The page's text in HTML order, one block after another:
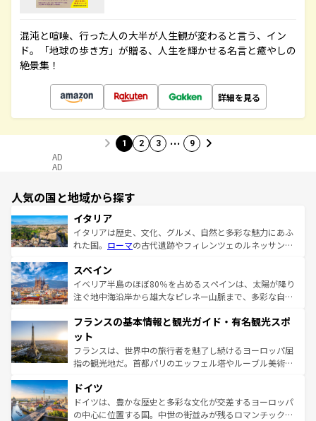
混沌と喧噪、行った人の大半が人生観が変わると言う、イン
ド。「地球の歩き方」が贈る、人生を輝かせる名言と癒やしの
絶景集！
詳細を見る
1 2 3 … 9
AD
AD
人気の国と地域から探す
イタリア
イタリアは歴史、文化、グルメ、自然と多彩な魅力にあふ
れた国。 ローマの古代遺跡やフィレンツェのルネッサンス
ろん、トスカーナの美しい田園風景やアマルフィ海岸の絶
景など、自然景観も見逃せない。観光の合間には、本場の
ピザやパスタなど、絶品のイタリア料理を堪能することも
ませてくれるイタリアで、忘れられない旅をしてみよう！
なお、新着のイタリア情報は
しい。
スペイン
イベリア半島のほぼ80％を占めるスペインは、太陽が降り
注ぐ地中海沿岸から雄大なピレネー山脈まで、多彩な自然
文化が根付くこの国では、情熱的なフラメンコ、熱気あふ
れる闘牛、そして美味しいタパスが生活の一部となってい
る。首都マドリードの洗練された雰囲気や、バルセロナの
アートに溢れた街角から、地方では古代ローマ遺跡や中世
せる。地方によって風土や気候が異なるスペインはその個
性で訪れる人を魅了する。 なお、新着のスペイン情報は コ
ンテンツ一覧を参照してほしい。
フランスの基本情報と観光ガイド・有名観光スポ
ット
フランスは、世界中の旅行者を魅了し続けるヨーロッパ屈
指の観光地だ。首都パリのエッフェル塔やルーブル美術館
で、幅広い魅力が詰まっている。華麗な宮殿、歴史的な大
聖堂、美しいビーチ、そして豊かな自然が、訪れる者を心
から魅了する。また、フランスは美食の国としても知ら
ドイツ
ドイツは、豊かな歴史と多彩な文化が交差するヨーロッパ
の中心に位置する国。中世の街並みが残るロマンチック街